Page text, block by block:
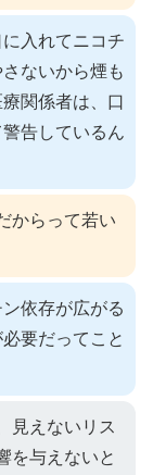
入れてニコチ
ないから煙も
関係者は、口
告しているん
からって若い
依存が広がる
要だってこと
見えないリス
を与えないと